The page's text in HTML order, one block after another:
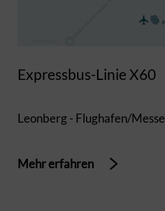
Expressbus-Linie X60
Leonberg - Flughafen/Messe
Mehr erfahren